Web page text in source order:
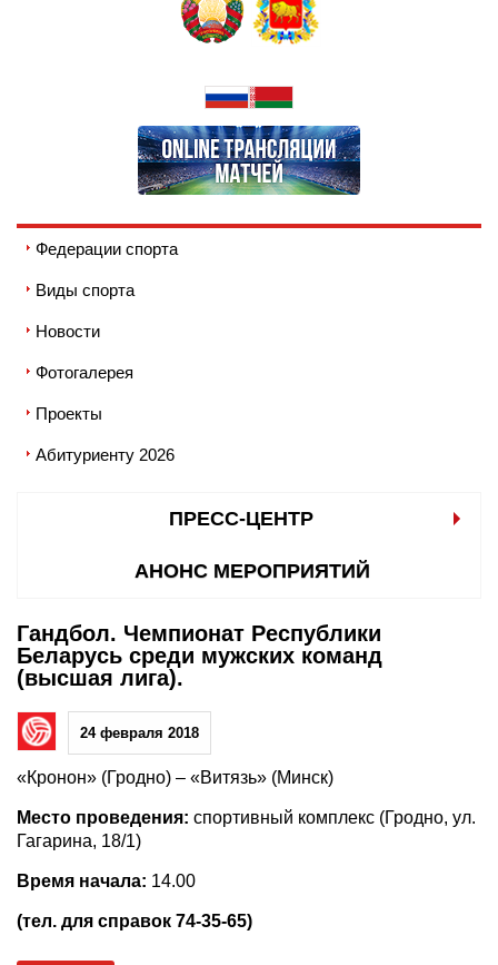
Федерации спорта
Виды спорта
Новости
Фотогалерея
Проекты
Абитуриенту 2026
ПРЕСС-ЦЕНТР
АНОНС МЕРОПРИЯТИЙ
Гандбол. Чемпионат Республики
Беларусь среди мужских команд
(высшая лига).
24 февраля 2018
«Кронон» (Гродно) – «Витязь» (Минск)
Место проведения: спортивный комплекс (Гродно, ул.
Гагарина, 18/1)
Время начала: 14.00
(тел. для справок 74-35-65)